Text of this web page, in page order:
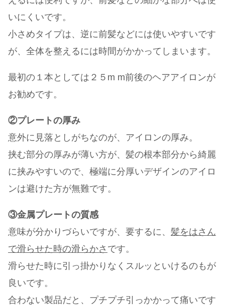
いにくいです。
小さめタイプは、逆に前髪などには使いやすいです
が、全体を整えるには時間がかかってしまいます。
最初の１本としては２５m m前後のヘアアイロンが
お勧めです。
②プレートの厚み
意外に見落としがちなのが、アイロンの厚み。
挟む部分の厚みが薄い方が、髪の根本部分から綺麗
に挟みやすいので、極端に分厚いデザインのアイロ
ンは避けた方が無難です。
③金属プレートの質感
意味が分かりづらいですが、要するに、 髪をはさん
で滑らせた時の滑らかさ です。
滑らせた時に引っ掛かりなくスルッといけるのもが
良いです。
合わない製品だと、プチプチ引っかかって痛いです